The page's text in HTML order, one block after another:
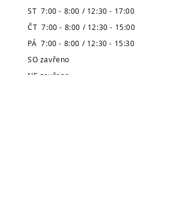
ST 7:00 - 8:00 / 12:30 - 17:00
ČT 7:00 - 8:00 / 12:30 - 15:00
PÁ 7:00 - 8:00 / 12:30 - 15:30
SO zavřeno
NE zavřeno